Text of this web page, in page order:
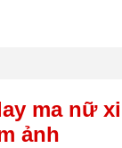
ma nữ
ảnh